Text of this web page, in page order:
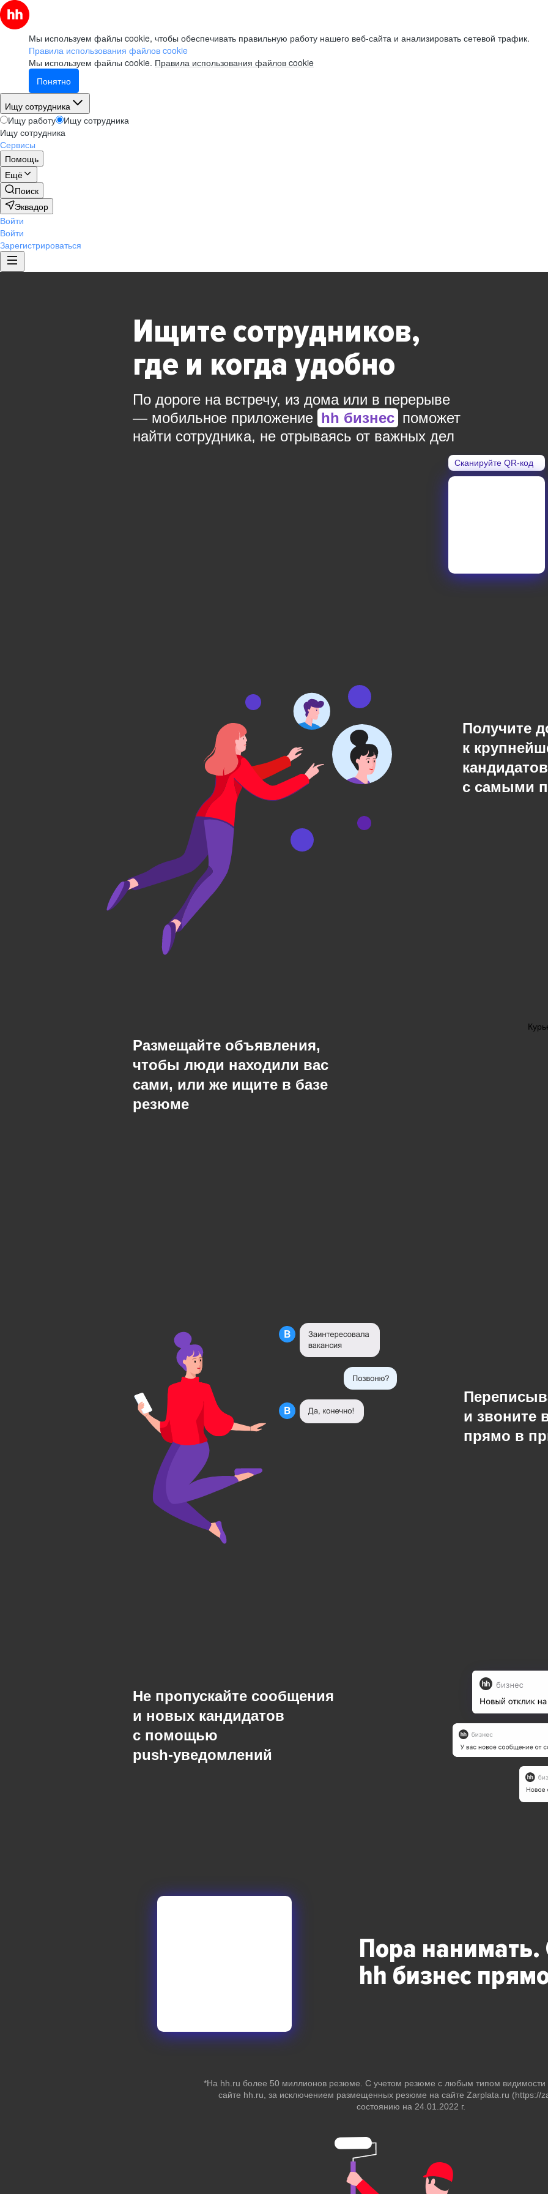
Мы используем файлы cookie, чтобы обеспечивать правильную работу нашего веб-сайта и анализировать сетевой трафик.
Правила использования файлов cookie
Мы используем файлы cookie. Правила использования файлов cookie
Понятно
Ищу сотрудника
Ищу работу
Ищу сотрудника
Ищу сотрудника
Сервисы
Помощь
Ещё
Поиск
Эквадор
Войти
Войти
Зарегистрироваться
Ищите сотрудников,
где и когда удобно
По дороге на встречу, из дома или в перерыве
— мобильное приложение hh бизнес поможет
найти сотрудника, не отрываясь от важных дел
Сканируйте QR-код
Получите
к
с самыми
Размещайте объявления,
чтобы люди находили вас
сами, или же ищите в базе
резюме
и звоните
прямо в
Не пропускайте сообщения
и новых кандидатов
с помощью
push-уведомлений
Пора нанимать.
hh бизнес
*На hh.ru более 50 миллионов резюме. С учетом резюме с любым типом
сайте hh.ru, за исключением размещенных резюме на сайте Zarplata.ru (https://
состоянию на 24.01.2022 г.